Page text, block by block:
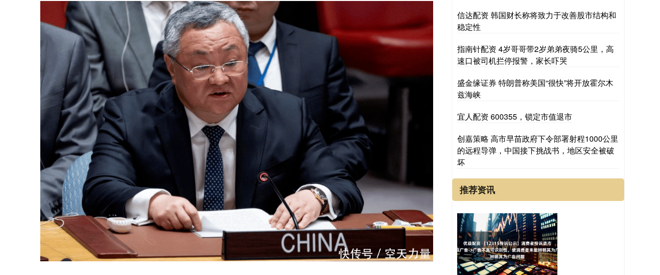
信达配资 韩国财长称将致力于改善股市结构和
稳定性
指南针配资 4岁哥哥带2岁弟弟夜骑5公里，高
速口被司机拦停报警，家长吓哭
盛金缘证券 特朗普称美国“很快”将开放霍尔木
兹海峡
宜人配资 600355，锁定市值退市
创嘉策略 高市早苗政府下令部署射程1000公里
的远程导弹，中国接下挑战书，地区安全被破
坏
推荐资讯